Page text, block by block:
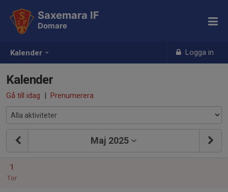
Kalender Logga in
Saxemara IF
Domare
Kalender
Gå till idag | Prenumerera
Maj 2025
1
Tor